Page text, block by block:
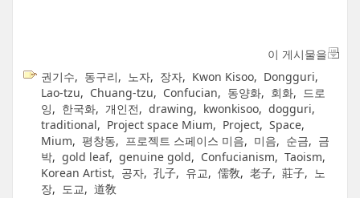
이 게시물을
권기수, 동구리, 노자, 장자, Kwon Kisoo, Dongguri,
Lao-tzu, Chuang-tzu, Confucian, 동양화, 회화, 드로
잉, 한국화, 개인전, drawing, kwonkisoo, dogguri,
traditional, Project space Mium, Project, Space,
Mium, 평창동, 프로젝트 스페이스 미음, 미음, 순금, 금
박, gold leaf, genuine gold, Confucianism, Taoism,
Korean Artist, 공자, 孔子, 유교, 儒敎, 老子, 莊子, 노
장, 도교, 道敎